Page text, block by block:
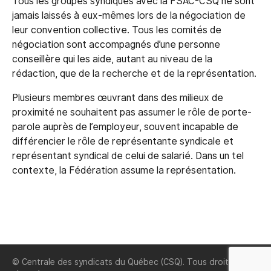
jamais laissés à eux-mêmes lors de la négociation de
leur convention collective. Tous les comités de
négociation sont accompagnés d’une personne
conseillère qui les aide, autant au niveau de la
rédaction, que de la recherche et de la représentation.
Plusieurs membres œuvrant dans des milieux de
proximité ne souhaitent pas assumer le rôle de porte-
parole auprès de l’employeur, souvent incapable de
différencier le rôle de représentante syndicale et
représentant syndical de celui de salarié. Dans un tel
contexte, la Fédération assume la représentation.
© Centrale des syndicats du Québec (CSQ). Tous droits